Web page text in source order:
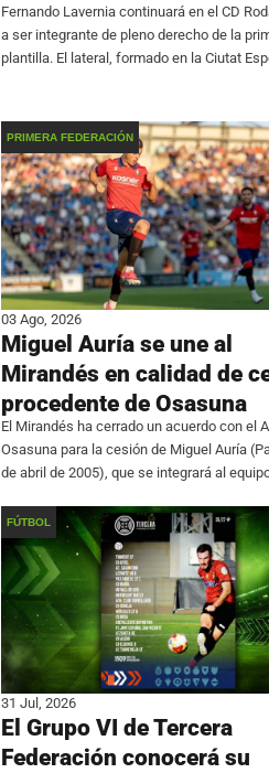
Fernando Lavernia continuará en el CD
a ser integrante de pleno derecho de la
plantilla. El lateral, formado en la Ciutat
PRIMERA FEDERACIÓN
03 Ago, 2026
Miguel Auría se une al
Mirandés en calidad de
procedente de Osasuna
El Mirandés ha cerrado un acuerdo con el
Osasuna para la cesión de Miguel Auría
de abril de 2005), que se integrará al
estilo ‘box to box’,
FÚTBOL
31 Jul, 2026
El Grupo VI de Tercera
Federación conocerá su